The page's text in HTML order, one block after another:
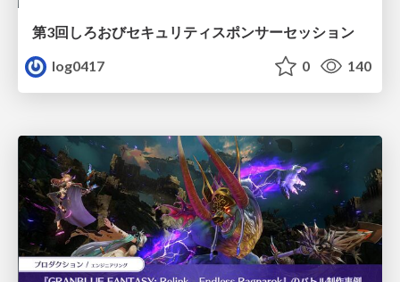
第3回しろおびセキュリティスポンサーセッション
log0417
0 140